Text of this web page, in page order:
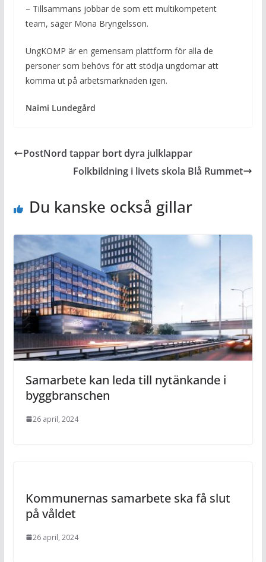
– Tillsammans jobbar de som ett multikompetent
team, säger Mona Bryngelsson.
UngKOMP är en gemensam plattform för alla de
personer som behövs för att stödja ungdomar att
komma ut på arbetsmarknaden igen.
Naimi Lundegård
PostNord tappar bort dyra julklappar
Folkbildning i livets skola Blå Rummet
Du kanske också gillar
Samarbete kan leda till nytänkande i
byggbranschen
26 april, 2024
Kommunernas samarbete ska få slut
på våldet
26 april, 2024